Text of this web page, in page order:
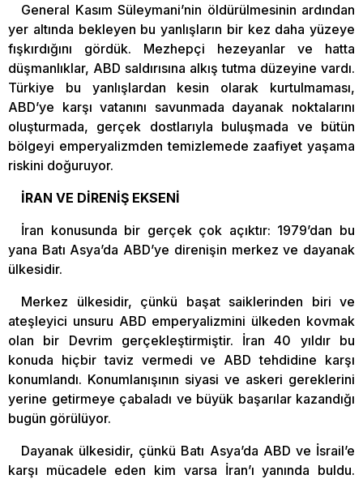
General Kasım Süleymani’nin öldürülmesinin ardından
yer altında bekleyen bu yanlışların bir kez daha yüzeye
fışkırdığını gördük. Mezhepçi hezeyanlar ve hatta
düşmanlıklar, ABD saldırısına alkış tutma düzeyine vardı.
Türkiye bu yanlışlardan kesin olarak kurtulmaması,
ABD’ye karşı vatanını savunmada dayanak noktalarını
oluşturmada, gerçek dostlarıyla buluşmada ve bütün
bölgeyi emperyalizmden temizlemede zaafiyet yaşama
riskini doğuruyor.
İRAN VE DİRENİŞ EKSENİ
İran konusunda bir gerçek çok açıktır: 1979’dan bu
yana Batı Asya’da ABD’ye direnişin merkez ve dayanak
ülkesidir.
Merkez ülkesidir, çünkü başat saiklerinden biri ve
ateşleyici unsuru ABD emperyalizmini ülkeden kovmak
olan bir Devrim gerçekleştirmiştir. İran 40 yıldır bu
konuda hiçbir taviz vermedi ve ABD tehdidine karşı
konumlandı. Konumlanışının siyasi ve askeri gereklerini
yerine getirmeye çabaladı ve büyük başarılar kazandığı
bugün görülüyor.
Dayanak ülkesidir, çünkü Batı Asya’da ABD ve İsrail’e
karşı mücadele eden kim varsa İran’ı yanında buldu.